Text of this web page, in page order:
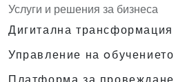
Услуги и решения за бизнеса
Дигитална трансформация
Управление на oбучението